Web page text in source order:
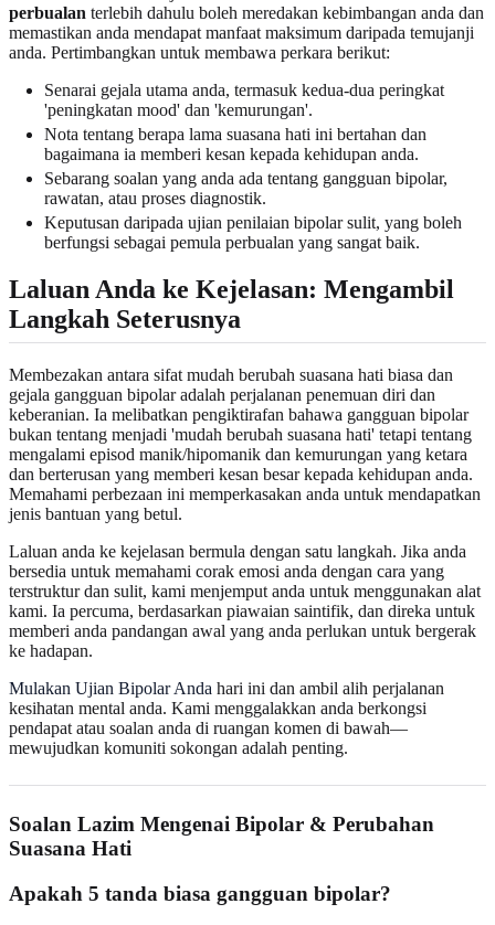
perbualan terlebih dahulu boleh meredakan kebimbangan anda dan
memastikan anda mendapat manfaat maksimum daripada temujanji
anda. Pertimbangkan untuk membawa perkara berikut:
Senarai gejala utama anda, termasuk kedua-dua peringkat
'peningkatan mood' dan 'kemurungan'.
Nota tentang berapa lama suasana hati ini bertahan dan
bagaimana ia memberi kesan kepada kehidupan anda.
Sebarang soalan yang anda ada tentang gangguan bipolar,
rawatan, atau proses diagnostik.
Keputusan daripada ujian penilaian bipolar sulit, yang boleh
berfungsi sebagai pemula perbualan yang sangat baik.
Laluan Anda ke Kejelasan: Mengambil
Langkah Seterusnya
Membezakan antara sifat mudah berubah suasana hati biasa dan
gejala gangguan bipolar adalah perjalanan penemuan diri dan
keberanian. Ia melibatkan pengiktirafan bahawa gangguan bipolar
bukan tentang menjadi 'mudah berubah suasana hati' tetapi tentang
mengalami episod manik/hipomanik dan kemurungan yang ketara
dan berterusan yang memberi kesan besar kepada kehidupan anda.
Memahami perbezaan ini memperkasakan anda untuk mendapatkan
jenis bantuan yang betul.
Laluan anda ke kejelasan bermula dengan satu langkah. Jika anda
bersedia untuk memahami corak emosi anda dengan cara yang
terstruktur dan sulit, kami menjemput anda untuk menggunakan alat
kami. Ia percuma, berdasarkan piawaian saintifik, dan direka untuk
memberi anda pandangan awal yang anda perlukan untuk bergerak
ke hadapan.
Mulakan Ujian Bipolar Anda hari ini dan ambil alih perjalanan
kesihatan mental anda. Kami menggalakkan anda berkongsi
pendapat atau soalan anda di ruangan komen di bawah—
mewujudkan komuniti sokongan adalah penting.
Soalan Lazim Mengenai Bipolar & Perubahan
Suasana Hati
Apakah 5 tanda biasa gangguan bipolar?